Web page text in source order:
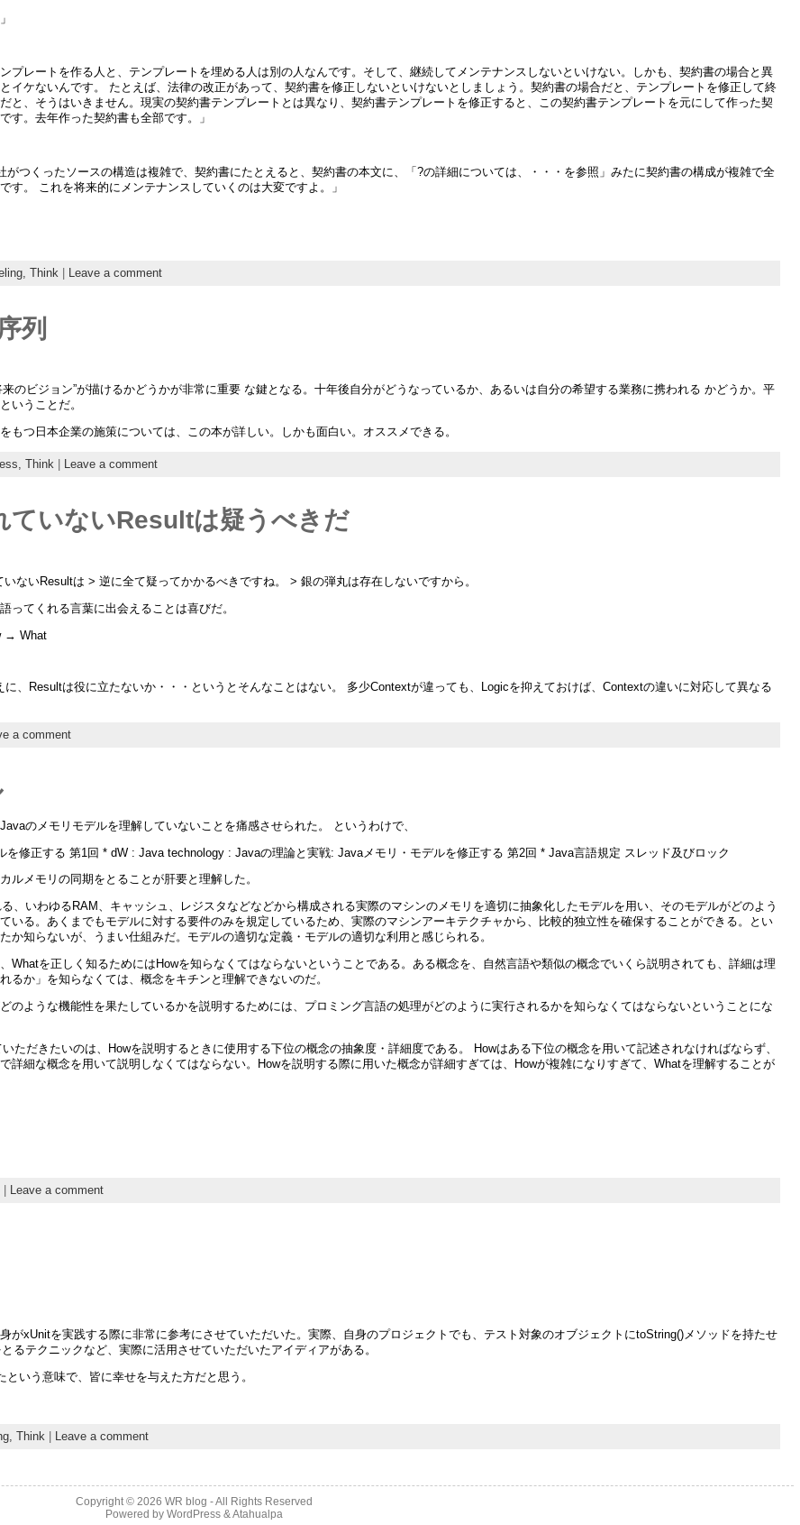
プレートを作る人と、テンプレートを埋める人は別の人なんです。そして、継続してメンテナンスしないといけない。しかも、契約書の場合と異
イケないんです。 たとえば、法律の改正があって、契約書を修正しないといけないとしましょう。契約書の場合だと、テンプレートを修正して終
と、そうはいきません。現実の契約書テンプレートとは異なり、契約書テンプレートを修正すると、この契約書テンプレートを元にして作った契
す。去年作った契約書も全部です。」
がつくったソースの構造は複雑で、契約書にたとえると、契約書の本文に、「?の詳細については、・・・を参照」みたに契約書の構成が複雑で全
す。 これを将来的にメンテナンスしていくのは大変ですよ。」
Think| Leave a comment
列
のビジョン”が描けるかどうかが非常に重要 な鍵となる。十年後自分がどうなっているか、あるいは自分の希望する業務に携われる かどうか。平
いうことだ。
もつ日本企業の施策については、この本が詳しい。しかも面白い。オススメできる。
Think | Leave a comment
ていないResultは疑うべきだ
ないResultは > 逆に全て疑ってかかるべきですね。 > 銀の弾丸は存在しないですから。
ってくれる言葉に出会えることは喜びだ。
→ What
、Resultは役に立たないか・・・というとそんなことはない。 多少Contextが違っても、Logicを抑えておけば、Contextの違いに対応して異なる
a comment
のメモリモデルを理解していないことを痛感させられた。 というわけで、
修正する 第1回 * dW : Java technology : Javaの理論と実戦: Javaメモリ・モデルを修正する 第2回 * Java言語規定 スレッド及びロック
ルメモリの同期をとることが肝要と理解した。
、いわゆるRAM、キャッシュ、レジスタなどなどから構成される実際のマシンのメモリを適切に抽象化したモデルを用い、そのモデルがどのよう
いる。あくまでもモデルに対する要件のみを規定しているため、実際のマシンアーキテクチャから、比較的独立性を確保することができる。とい
か知らないが、うまい仕組みだ。モデルの適切な定義・モデルの適切な利用と感じられる。
Whatを正しく知るためにはHowを知らなくてはならないということである。ある概念を、自然言語や類似の概念でいくら説明されても、詳細は理
るか」を知らなくては、概念をキチンと理解できないのだ。
のような機能性を果たしているかを説明するためには、プロミング言語の処理がどのように実行されるかを知らなくてはならないということにな
ただきたいのは、Howを説明するときに使用する下位の概念の抽象度・詳細度である。 Howはある下位の概念を用いて記述されなければならず、
詳細な概念を用いて説明しなくてはならない。Howを説明する際に用いた概念が詳細すぎては、Howが複雑になりすぎて、Whatを理解することが
Leave a comment
がxUnitを実践する際に非常に参考にさせていただいた。実際、自身のプロジェクトでも、テスト対象のオブジェクトにtoString()メソッドを持たせ
るテクニックなど、実際に活用させていただいたアイディアがある。
いう意味で、皆に幸せを与えた方だと思う。
Think | Leave a comment
Copyright © 2026WR blog - All Rights Reserved
Powered byWordPress &Atahualpa